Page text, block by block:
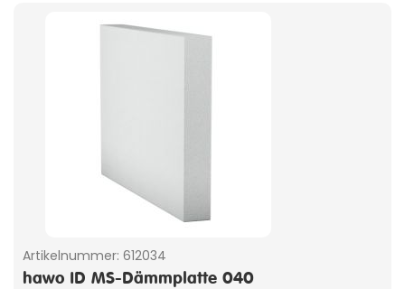
Artikelnummer: 612034
hawo ID MS-Dämmplatte 040